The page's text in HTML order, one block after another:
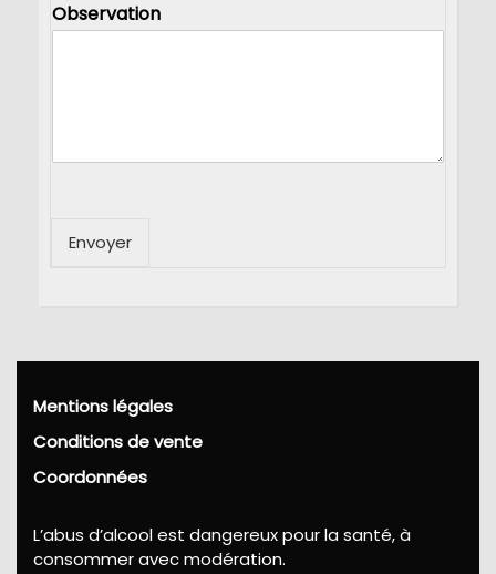
Observation
Envoyer
Mentions légales
Conditions de vente
Coordonnées
L’abus d’alcool est dangereux pour la santé, à
consommer avec modération.